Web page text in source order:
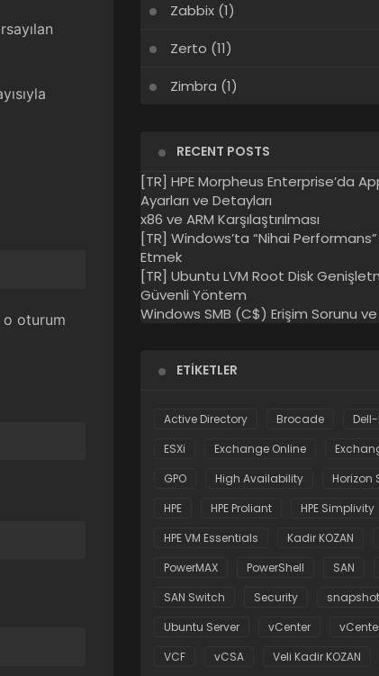
o oturum
Zabbix(1)
Zerto (11)
Zimbra (1)
RECENT POSTS
[TR] HPE Morpheus Enterprise’da
Ayarları ve Detayları
x86 ve ARM Karşılaştırılması
[TR] Windows’ta “Nihai
Etmek
[TR] Ubuntu LVM Root Disk
Güvenli Yöntem
Windows SMB (C$) Erişim Sorunu ve
ETIKETLER
Active Directory Brocade
ESXi
Exchange Online
GPO
High Availability
Horizon
HPE
HPE Proliant
HPE Simplivity
HPE VM Essentials
Kadir KOZAN
PowerMAX
PowerShell SAN
SAN Switch
Security snapshot
Ubuntu Server
vCenter
VCF
vCSA Veli Kadir KOZAN